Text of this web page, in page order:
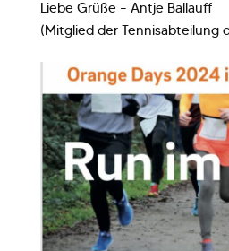
Liebe Grüße – Antje Ballauff
(Mitglied der Tennisabteilung